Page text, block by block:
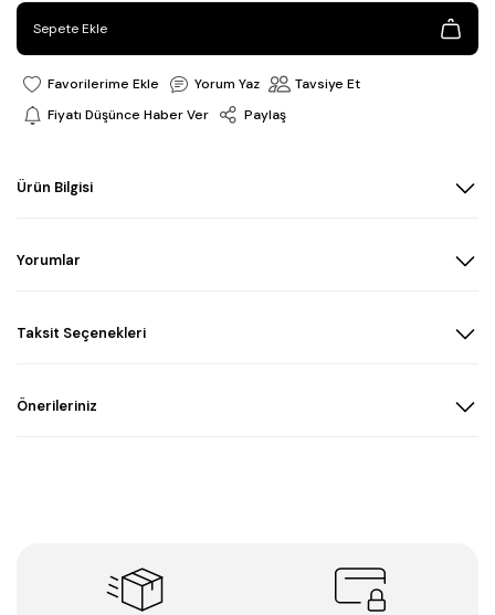
Sepete Ekle
Yorum Yaz
Tavsiye Et
Fiyatı Düşünce Haber Ver
Paylaş
Ürün Bilgisi
Yorumlar
Taksit Seçenekleri
Önerileriniz